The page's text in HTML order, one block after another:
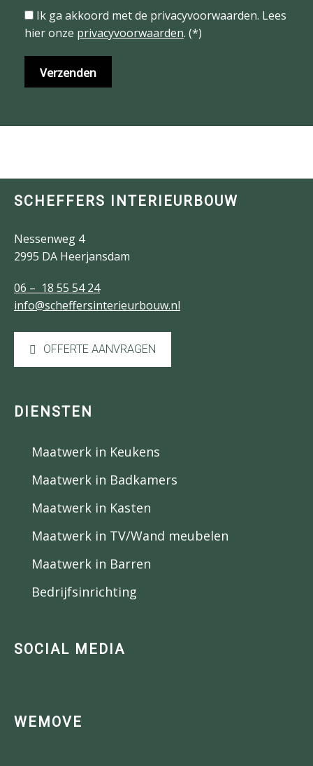
Ik ga akkoord met de privacyvoorwaarden. Lees
hier onze privacyvoorwaarden. (*)
SCHEFFERS INTERIEURBOUW
Nessenweg 4
2995 DA Heerjansdam
06 – 18 55 54 24
info@scheffersinterieurbouw.nl
OFFERTE AANVRAGEN
DIENSTEN
Maatwerk in Keukens
Maatwerk in Badkamers
Maatwerk in Kasten
Maatwerk in TV/Wand meubelen
Maatwerk in Barren
Bedrijfsinrichting
SOCIAL MEDIA
WEMOVE